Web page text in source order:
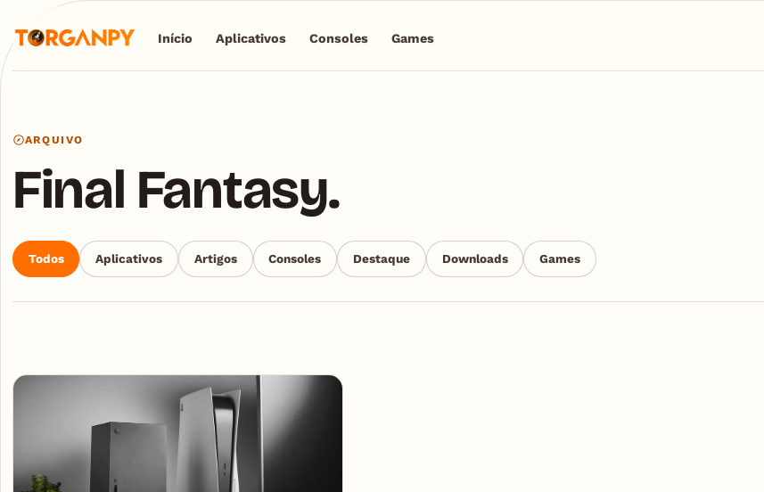
Início Aplicativos Consoles Games
ARQUIVO
Final Fantasy.
Todos Aplicativos Artigos Consoles Destaque Downloads Games
Articles